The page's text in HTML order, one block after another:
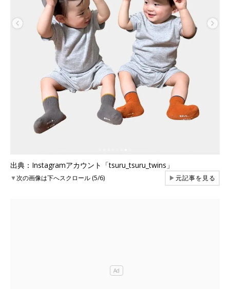
出典：Instagramアカウント「tsuru_tsuru_twins」
▼次の画像は下へスクロール (5/6) ▶元記事を見る